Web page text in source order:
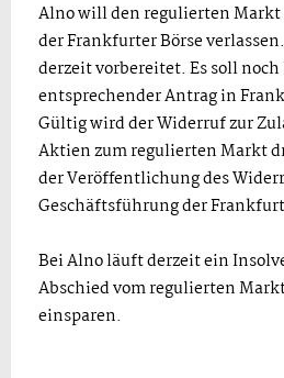
Alno will den regulierten Markt
der Frankfurter Börse
derzeit vorbereitet. Es soll
entsprechender Antrag in
Gültig wird der Widerruf zur
Aktien zum regulierten Markt
der Veröffentlichung des
Geschäftsführung der
Bei Alno läuft derzeit ein
Abschied vom regulierten
einsparen.